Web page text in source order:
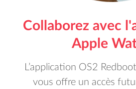
Collaborez avec
Apple
L’application OS2
vous offre un accès